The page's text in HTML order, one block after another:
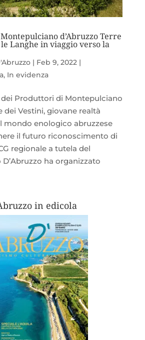
d’Abruzzo Terre
Langhe in viaggio verso la
| Feb 9, 2022|
, In evidenza
dei Produttori di Montepulciano
dei Vestini, giovane realtà
mondo enologico abruzzese
il futuro riconoscimento di
regionale a tutela del
ha organizzato
in edicola